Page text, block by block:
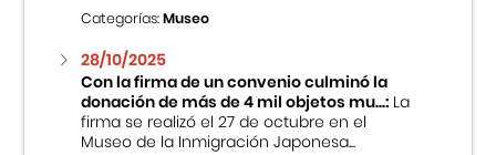
Categorías:Museo
28/10/2025
Con la firma de un convenio culminó la
donación de más de 4 mil objetos mu...:La
firma se realizó el 27 de octubre en el
Museo de la Inmigración Japonesa...